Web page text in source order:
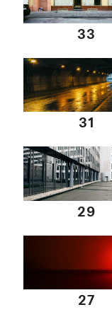
33
31
29
27